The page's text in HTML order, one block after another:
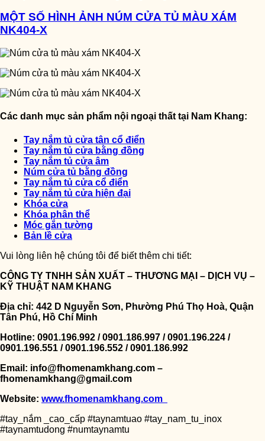
MỘT SỐ HÌNH ẢNH NÚM CỬA TỦ MÀU XÁM
NK404-X
Các danh mục sản phẩm nội ngoại thất tại Nam Khang:
Tay nắm tủ cửa tân cổ điển
Tay nắm tủ cửa bằng đồng
Tay nắm tủ cửa âm
Núm cửa tủ bằng đồng
Tay nắm tủ cửa cổ điển
Tay nắm tủ cửa hiện đại
Khóa cửa
Khóa phân thể
Móc gắn tường
Bản lề cửa
Vui lòng liên hệ chúng tôi để biết thêm chi tiết:
CÔNG TY TNHH SẢN XUẤT – THƯƠNG MẠI – DỊCH VỤ –
KỸ THUẬT NAM KHANG
Địa chỉ: 442 D Nguyễn Sơn, Phường Phú Thọ Hoà, Quận
Tân Phú, Hồ Chí Minh
Hotline: 0901.196.992 / 0901.186.997 / 0901.196.224 /
0901.196.551 / 0901.196.552 / 0901.186.992
Email: info@fhomenamkhang.com –
fhomenamkhang@gmail.com
Website: www.fhomenamkhang.com
#tay_nắm _cao_cấp #taynamtuao #tay_nam_tu_inox
#taynamtudong #numtaynamtu